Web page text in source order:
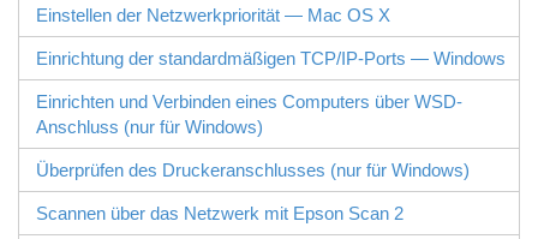
Einstellen der Netzwerkpriorität — Mac OS X
Einrichtung der standardmäßigen TCP/IP-Ports — Windows
Einrichten und Verbinden eines Computers über WSD-
Anschluss (nur für Windows)
Überprüfen des Druckeranschlusses (nur für Windows)
Scannen über das Netzwerk mit Epson Scan 2